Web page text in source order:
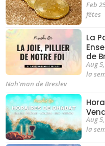
Feb
fêtes
La
de
Aug
la
Nah'man de Breslev
Aug
la